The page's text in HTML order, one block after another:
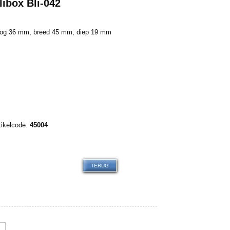
Bli-042
36 mm, breed 45 mm, diep 19 mm
45004